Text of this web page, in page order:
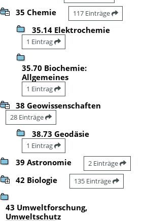
35 Chemie 117 Einträge
35.14 Elektrochemie
1 Eintrag
35.70 Biochemie:
Allgemeines
1 Eintrag
38 Geowissenschaften
28 Einträge
38.73 Geodäsie
1 Eintrag
39 Astronomie 2 Einträge
42 Biologie 135 Einträge
43 Umweltforschung,
Umweltschutz